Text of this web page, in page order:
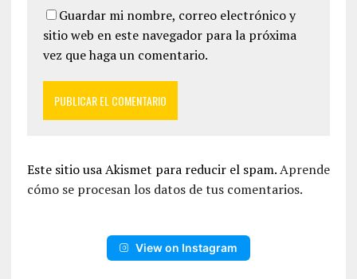
Guardar mi nombre, correo electrónico y
sitio web en este navegador para la próxima
vez que haga un comentario.
Este sitio usa Akismet para reducir el spam.Aprende
cómo se procesan los datos de tus comentarios.
View on Instagram